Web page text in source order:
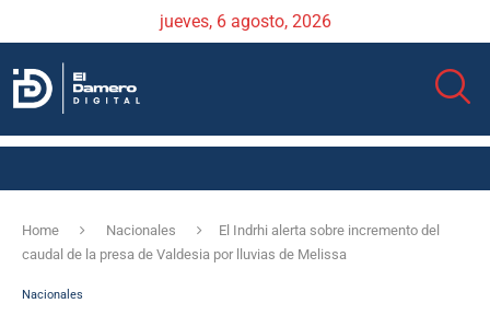
jueves, 6 agosto, 2026
Home Nacionales
El Indrhi alerta sobre incremento del
caudal de la presa de Valdesia por lluvias de Melissa
Nacionales